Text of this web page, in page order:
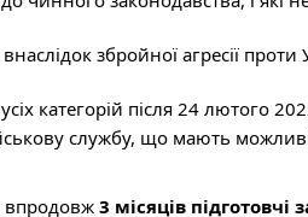
збройної агресії проти
категорій після 24 лютого
службу, що мають
впродовж3 місяців